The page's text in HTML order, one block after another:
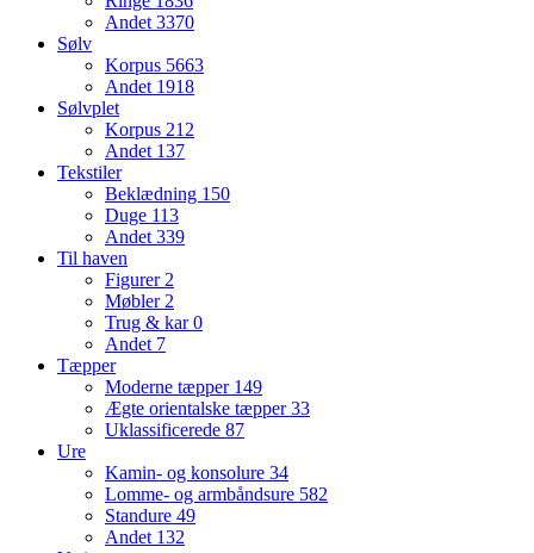
Andet3370
Sølv
Korpus 5663
Andet 1918
Sølvplet
Korpus 212
Andet 137
Tekstiler
Beklædning 150
Duge 113
Andet339
Til haven
Figurer2
Møbler2
Trug & kar0
Andet 7
Tæpper
Moderne tæpper 149
Ægte orientalske tæpper33
Uklassificerede 87
Ure
Kamin- og konsolure 34
Lomme- og armbåndsure 582
Standure 49
Andet 132